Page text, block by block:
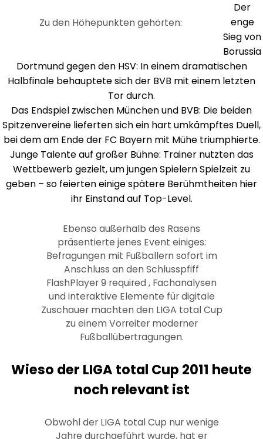
Zu den Höhepunkten gehörten:
Der
enge
Sieg von
Borussia
Dortmund gegen den HSV: In einem dramatischen
Halbfinale behauptete sich der BVB mit einem letzten
Tor durch.
Das Endspiel zwischen München und BVB: Die beiden
Spitzenvereine lieferten sich ein hart umkämpftes Duell,
bei dem am Ende der FC Bayern mit Mühe triumphierte.
Junge Talente auf großer Bühne: Trainer nutzten das
Wettbewerb gezielt, um jungen Spielern Spielzeit zu
geben – so feierten einige spätere Berühmtheiten hier
ihr Einstand auf Top-Level.
Ebenso außerhalb des Rasens
präsentierte jenes Event einiges:
Befragungen mit Fußballern sofort im
Anschluss an den Schlusspfiff
FlashPlayer 9 required , Fachanalysen
und interaktive Elemente für digitale
Zuschauer machten den LIGA total Cup
zu einem Vorreiter moderner
Fußballübertragungen.
Wieso der LIGA total Cup 2011 heute
noch relevant ist
Obwohl der LIGA total Cup nur wenige
Jahre durchgeführt wurde, hat er